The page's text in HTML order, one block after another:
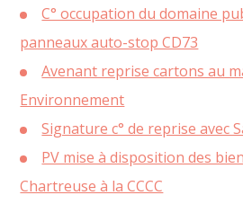
C° occupation du domaine
panneaux auto-stop CD73
Avenant reprise cartons au
Environnement
Signature c° de reprise avec
PV mise à disposition des
Chartreuse à la CCCC